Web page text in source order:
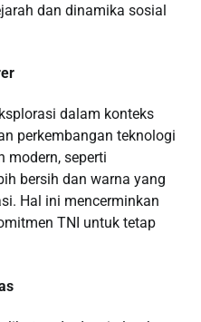
dan dinamika sosial
dalam konteks
perkembangan teknologi
modern, seperti
bersih dan warna yang
Hal ini mencerminkan
TNI untuk tetap